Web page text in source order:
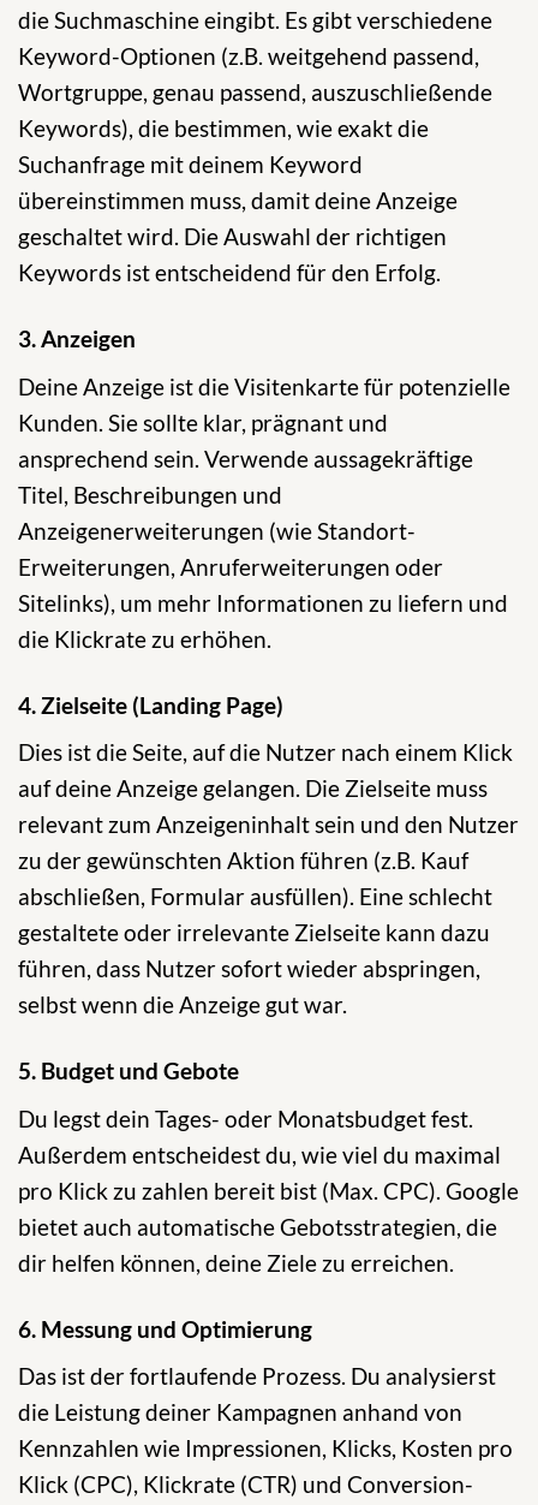
die Suchmaschine eingibt. Es gibt verschiedene
Keyword-Optionen (z.B. weitgehend passend,
Wortgruppe, genau passend, auszuschließende
Keywords), die bestimmen, wie exakt die
Suchanfrage mit deinem Keyword
übereinstimmen muss, damit deine Anzeige
geschaltet wird. Die Auswahl der richtigen
Keywords ist entscheidend für den Erfolg.
3. Anzeigen
Deine Anzeige ist die Visitenkarte für potenzielle
Kunden. Sie sollte klar, prägnant und
ansprechend sein. Verwende aussagekräftige
Titel, Beschreibungen und
Anzeigenerweiterungen (wie Standort-
Erweiterungen, Anruferweiterungen oder
Sitelinks), um mehr Informationen zu liefern und
die Klickrate zu erhöhen.
4. Zielseite (Landing Page)
Dies ist die Seite, auf die Nutzer nach einem Klick
auf deine Anzeige gelangen. Die Zielseite muss
relevant zum Anzeigeninhalt sein und den Nutzer
zu der gewünschten Aktion führen (z.B. Kauf
abschließen, Formular ausfüllen). Eine schlecht
gestaltete oder irrelevante Zielseite kann dazu
führen, dass Nutzer sofort wieder abspringen,
selbst wenn die Anzeige gut war.
5. Budget und Gebote
Du legst dein Tages- oder Monatsbudget fest.
Außerdem entscheidest du, wie viel du maximal
pro Klick zu zahlen bereit bist (Max. CPC). Google
bietet auch automatische Gebotsstrategien, die
dir helfen können, deine Ziele zu erreichen.
6. Messung und Optimierung
Das ist der fortlaufende Prozess. Du analysierst
die Leistung deiner Kampagnen anhand von
Kennzahlen wie Impressionen, Klicks, Kosten pro
Klick (CPC), Klickrate (CTR) und Conversion-